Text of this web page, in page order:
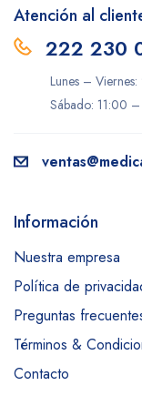
Atención al
222 230
Lunes –
Sábado: 11:00
Información
Nuestra empresa
Política de
Preguntas
Términos &
Contacto